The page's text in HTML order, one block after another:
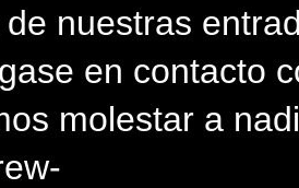
nuestras
en contacto
molestar a